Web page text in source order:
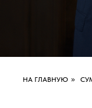
НА ГЛАВНУЮ »